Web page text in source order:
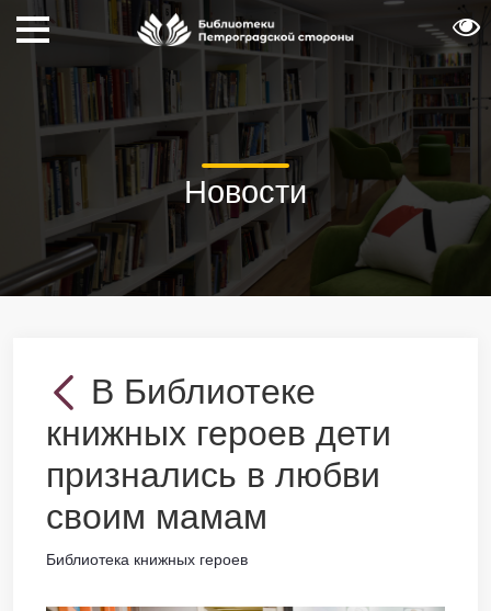
Новости
В Библиотеке
книжных героев дети
признались в любви
своим мамам
Библиотека книжных героев